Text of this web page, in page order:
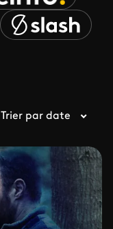
Trier par date